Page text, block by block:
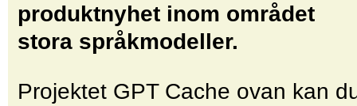
produktnyhet inom området
stora språkmodeller.
Projektet GPT Cache ovan kan